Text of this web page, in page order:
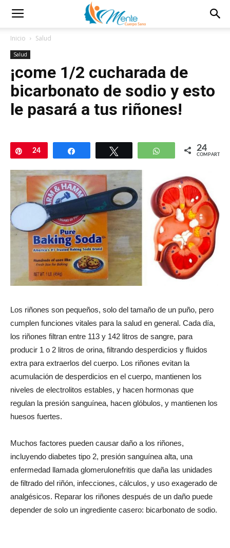
Inicio Salud
Salud
¡come 1/2 cucharada de
bicarbonato de sodio y esto
le pasará a tus riñones!
Pin
24 Compartir WhatsApp24
COMPARTIR
Los riñones son pequeños, solo del tamaño de un puño, pero
cumplen funciones vitales para la salud en general. Cada día,
los riñones filtran entre 113 y 142 litros de sangre, para
producir 1 o 2 litros de orina, filtrando desperdicios y fluidos
extra para extraerlos del cuerpo. Los riñones evitan la
acumulación de desperdicios en el cuerpo, mantienen los
niveles de electrolitos estables, y hacen hormonas que
regulan la presión sanguínea, hacen glóbulos, y mantienen los
huesos fuertes.
Muchos factores pueden causar daño a los riñones,
incluyendo diabetes tipo 2, presión sanguínea alta, una
enfermedad llamada glomerulonefritis que daña las unidades
de filtrado del riñón, infecciones, cálculos, y uso exagerado de
analgésicos. Reparar los riñones después de un daño puede
depender de solo un ingrediente casero: bicarbonato de sodio.